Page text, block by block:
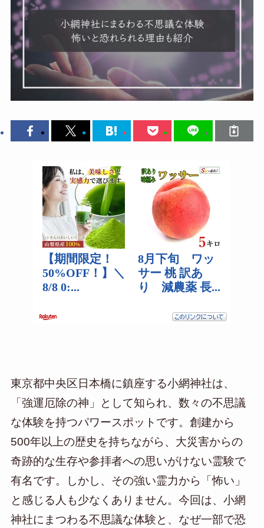
東京都中央区日本橋に鎮座する小網神社は、
「強運厄除の神」として知られ、数々の不思議
な体験を持つパワースポットです。創建から
500年以上の歴史を持ちながら、大災害からの
奇跡的な生存や参拝者への思いがけない霊験で
有名です。しかし、その強い霊力から「怖い」
と感じる人も少なくありません。今回は、小網
神社にまつわる不思議な体験と、なぜ一部で恐